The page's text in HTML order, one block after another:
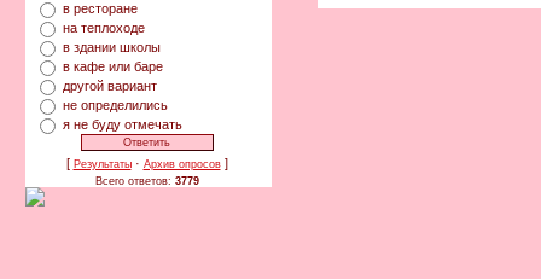
в ресторане
на теплоходе
в здании школы
в кафе или баре
другой вариант
не определились
я не буду отмечать
[ Результаты· Архив опросов]
Всего ответов: 3779